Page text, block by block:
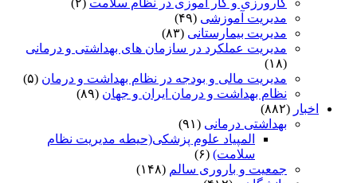
مدیریت آموزشی (۴۹)
مدیریت بیمارستانی (۸۳)
مدیریت عملکرد در سازمان های بهداشتی و درمانی
(۱۸)
مدیریت مالی و بودجه در نظام بهداشت و درمان (۵)
نظام بهداشت و درمان ایران و جهان (۸۹)
اخبار (۸۸۲)
بهداشتی درمانی (۹۱)
المپیاد علوم پزشکی(حیطه مدیریت نظام
سلامت) (۶)
جمعیت و باروری سالم (۱۴۸)